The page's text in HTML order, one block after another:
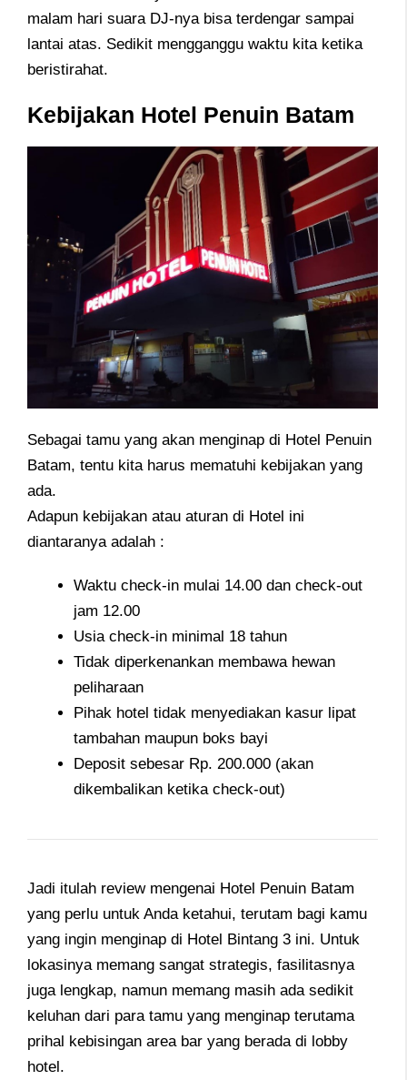
malam hari suara DJ-nya bisa terdengar sampai
lantai atas. Sedikit mengganggu waktu kita ketika
beristirahat.
Kebijakan Hotel Penuin Batam
Sebagai tamu yang akan menginap di Hotel Penuin
Batam, tentu kita harus mematuhi kebijakan yang
ada.
Adapun kebijakan atau aturan di Hotel ini
diantaranya adalah :
Waktu check-in mulai 14.00 dan check-out
jam 12.00
Usia check-in minimal 18 tahun
Tidak diperkenankan membawa hewan
peliharaan
Pihak hotel tidak menyediakan kasur lipat
tambahan maupun boks bayi
Deposit sebesar Rp. 200.000 (akan
dikembalikan ketika check-out)
Jadi itulah review mengenai Hotel Penuin Batam
yang perlu untuk Anda ketahui, terutam bagi kamu
yang ingin menginap di Hotel Bintang 3 ini. Untuk
lokasinya memang sangat strategis, fasilitasnya
juga lengkap, namun memang masih ada sedikit
keluhan dari para tamu yang menginap terutama
prihal kebisingan area bar yang berada di lobby
hotel.